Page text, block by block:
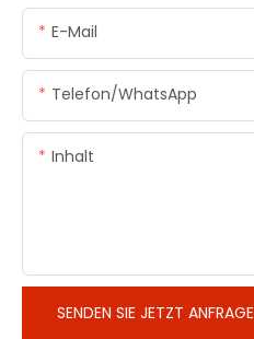
E-Mail
Telefon/WhatsApp
Inhalt
SENDEN SIE JETZT ANFRAGE